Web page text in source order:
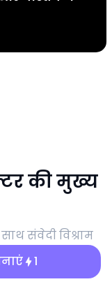
की मुख्य
संवेदी विश्राम
नया आयाम खोलें।
1